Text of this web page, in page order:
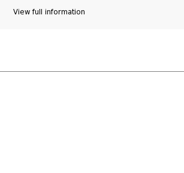
View full information